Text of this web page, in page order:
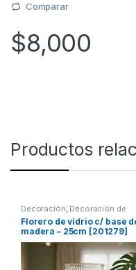
Comparar
$8,000
Productos
Decoración Decoración de
Florero de vidrio c/ base
madera – 25cm [201279]